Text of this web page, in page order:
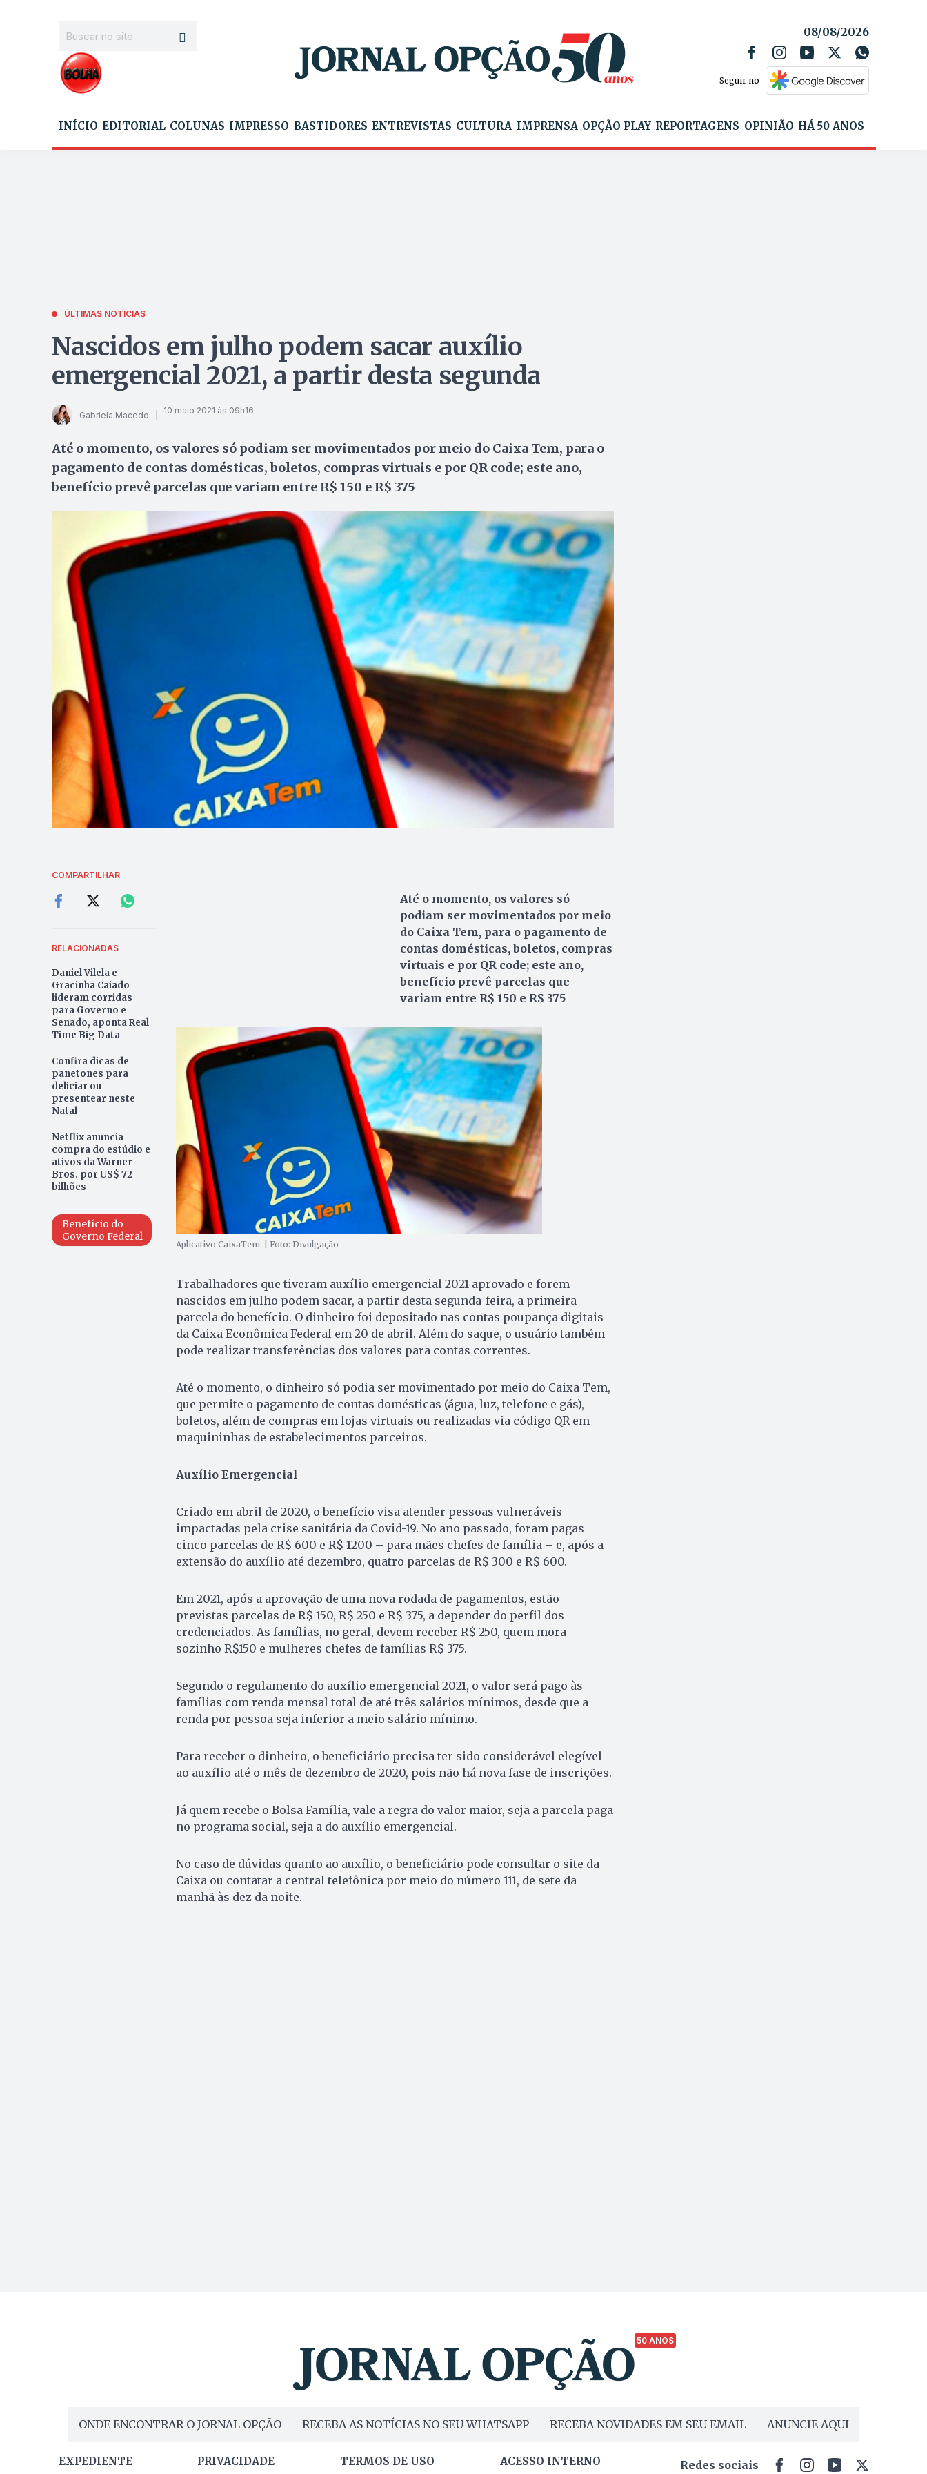
08/08/2026
Seguir no
INÍCIO EDITORIAL COLUNAS IMPRESSO BASTIDORES ENTREVISTAS CULTURA IMPRENSA OPÇÃO PLAY REPORTAGENS OPINIÃO HÁ 50 ANOS
ÚLTIMAS NOTÍCIAS
Nascidos em julho podem sacar auxílio
emergencial 2021, a partir desta segunda
Gabriela Macedo 10 maio 2021 às 09h16
Até o momento, os valores só podiam ser movimentados por meio do Caixa Tem, para o
pagamento de contas domésticas, boletos, compras virtuais e por QR code; este ano,
benefício prevê parcelas que variam entre R$ 150 e R$ 375
COMPARTILHAR
RELACIONADAS
Daniel Vilela e
Gracinha Caiado
lideram corridas
para Governo e
Senado, aponta Real
Time Big Data
Confira dicas de
panetones para
deliciar ou
presentear neste
Natal
Netflix anuncia
compra do estúdio e
ativos da Warner
Bros. por US$ 72
bilhões
Benefício do
Governo Federal
Até o momento, os valores só
podiam ser movimentados por meio
do Caixa Tem, para o pagamento de
contas domésticas, boletos, compras
virtuais e por QR code; este ano,
benefício prevê parcelas que
variam entre R$ 150 e R$ 375
Aplicativo CaixaTem. | Foto: Divulgação
Trabalhadores que tiveram auxílio emergencial 2021 aprovado e forem
nascidos em julho podem sacar, a partir desta segunda-feira, a primeira
parcela do benefício. O dinheiro foi depositado nas contas poupança digitais
da Caixa Econômica Federal em 20 de abril. Além do saque, o usuário também
pode realizar transferências dos valores para contas correntes.
Até o momento, o dinheiro só podia ser movimentado por meio do Caixa Tem,
que permite o pagamento de contas domésticas (água, luz, telefone e gás),
boletos, além de compras em lojas virtuais ou realizadas via código QR em
maquininhas de estabelecimentos parceiros.
Auxílio Emergencial
Criado em abril de 2020, o benefício visa atender pessoas vulneráveis
impactadas pela crise sanitária da Covid-19. No ano passado, foram pagas
cinco parcelas de R$ 600 e R$ 1200 – para mães chefes de família – e, após a
extensão do auxílio até dezembro, quatro parcelas de R$ 300 e R$ 600.
Em 2021, após a aprovação de uma nova rodada de pagamentos, estão
previstas parcelas de R$ 150, R$ 250 e R$ 375, a depender do perfil dos
credenciados. As famílias, no geral, devem receber R$ 250, quem mora
sozinho R$150 e mulheres chefes de famílias R$ 375.
Segundo o regulamento do auxílio emergencial 2021, o valor será pago às
famílias com renda mensal total de até três salários mínimos, desde que a
renda por pessoa seja inferior a meio salário mínimo.
Para receber o dinheiro, o beneficiário precisa ter sido considerável elegível
ao auxílio até o mês de dezembro de 2020, pois não há nova fase de inscrições.
Já quem recebe o Bolsa Família, vale a regra do valor maior, seja a parcela paga
no programa social, seja a do auxílio emergencial.
No caso de dúvidas quanto ao auxílio, o beneficiário pode consultar o site da
Caixa ou contatar a central telefônica por meio do número 111, de sete da
manhã às dez da noite.
50 ANOS
ONDE ENCONTRAR O JORNAL OPÇÃO RECEBA AS NOTÍCIAS NO SEU WHATSAPP RECEBA NOVIDADES EM SEU EMAIL ANUNCIE AQUI
EXPEDIENTE PRIVACIDADE TERMOS DE USO ACESSO INTERNO Redes sociais